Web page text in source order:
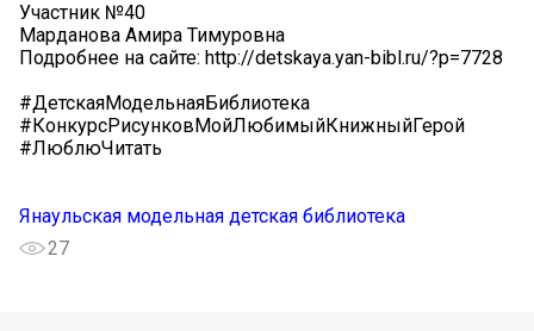
Участник №40
Марданова Амира Тимуровна
Подробнее на сайте: http://detskaya.yan-bibl.ru/?p=7728
#ДетскаяМодельнаяБиблиотека
#КонкурсРисунковМойЛюбимыйКнижныйГерой
#ЛюблюЧитать
Янаульская модельная детская библиотека
27